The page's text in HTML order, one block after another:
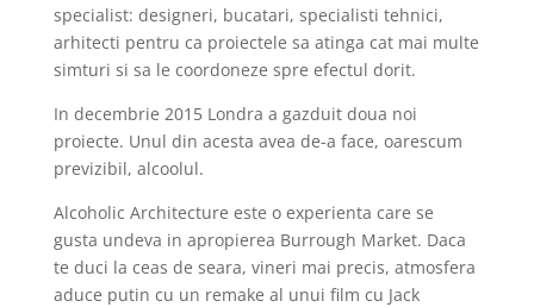
specialist: designeri, bucatari, specialisti tehnici,
arhitecti pentru ca proiectele sa atinga cat mai multe
simturi si sa le coordoneze spre efectul dorit.
In decembrie 2015 Londra a gazduit doua noi
proiecte. Unul din acesta avea de-a face, oarescum
previzibil, alcoolul.
Alcoholic Architecture este o experienta care se
gusta undeva in apropierea Burrough Market. Daca
te duci la ceas de seara, vineri mai precis, atmosfera
aduce putin cu un remake al unui film cu Jack